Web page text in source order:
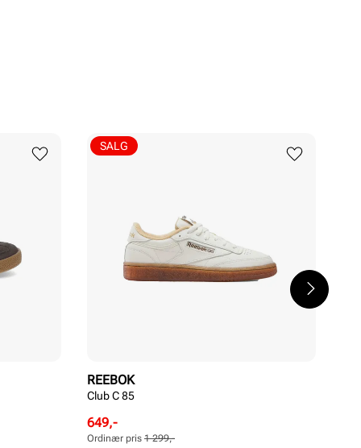
REEBOK
Club C 85
Rabattert
pris
649,-
Ordinær
pris
Ordinær pris 1 299,-
SALG